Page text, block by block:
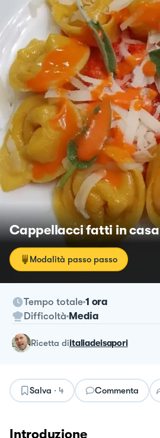
Cappellacci fatti in casa
Modalità passo passo
Tempo totale 1 ora
Difficoltà Media
ricetta diitaliadeisapori
Salva · 4 Commenta
Introduzione